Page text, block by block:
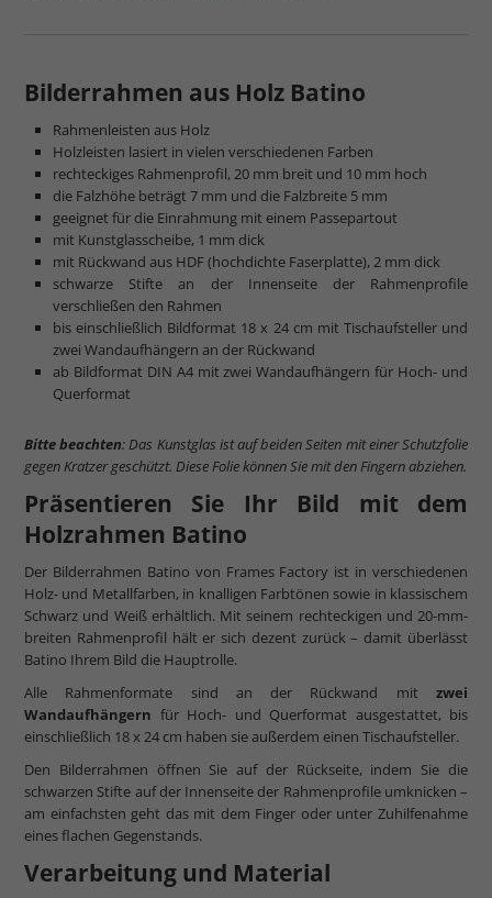
mehr zu Kunstglas und Acrylglas
Bilderrahmen aus Holz Batino
Rahmenleisten aus Holz
Holzleisten lasiert in vielen verschiedenen Farben
rechteckiges Rahmenprofil, 20 mm breit und 10 mm hoch
die Falzhöhe beträgt 7 mm und die Falzbreite 5 mm
geeignet für die Einrahmung mit einem Passepartout
mit Kunstglasscheibe, 1 mm dick
mit Rückwand aus HDF (hochdichte Faserplatte), 2 mm dick
schwarze Stifte an der Innenseite der Rahmenprofile
verschließen den Rahmen
bis einschließlich Bildformat 18 x 24 cm mit Tischaufsteller und
zwei Wandaufhängern an der Rückwand
ab Bildformat DIN A4 mit zwei Wandaufhängern für Hoch- und
Querformat
Bitte beachten: Das Kunstglas ist auf beiden Seiten mit einer Schutzfolie
gegen Kratzer geschützt. Diese Folie können Sie mit den Fingern abziehen.
Präsentieren Sie Ihr Bild mit dem
Holzrahmen Batino
Der Bilderrahmen Batino von Frames Factory ist in verschiedenen
Holz- und Metallfarben, in knalligen Farbtönen sowie in klassischem
Schwarz und Weiß erhältlich. Mit seinem rechteckigen und 20-mm-
breiten Rahmenprofil hält er sich dezent zurück – damit überlässt
Batino Ihrem Bild die Hauptrolle.
Alle Rahmenformate sind an der Rückwand mit zwei
Wandaufhängern für Hoch- und Querformat ausgestattet, bis
einschließlich 18 x 24 cm haben sie außerdem einen Tischaufsteller.
Den Bilderrahmen öffnen Sie auf der Rückseite, indem Sie die
schwarzen Stifte auf der Innenseite der Rahmenprofile umknicken –
am einfachsten geht das mit dem Finger oder unter Zuhilfenahme
eines flachen Gegenstands.
Verarbeitung und Material